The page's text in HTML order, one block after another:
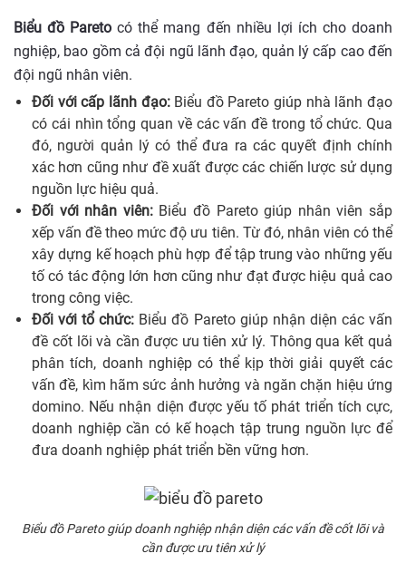
Biểu đồ Pareto có thể mang đến nhiều lợi ích cho doanh
nghiệp, bao gồm cả đội ngũ lãnh đạo, quản lý cấp cao đến
đội ngũ nhân viên.
Đối với cấp lãnh đạo:Biểu đồ Pareto giúp nhà lãnh đạo
có cái nhìn tổng quan về các vấn đề trong tổ chức. Qua
đó, người quản lý có thể đưa ra các quyết định chính
xác hơn cũng như đề xuất được các chiến lược sử dụng
nguồn lực hiệu quả.
Đối với nhân viên:Biểu đồ Pareto giúp nhân viên sắp
xếp vấn đề theo mức độ ưu tiên. Từ đó, nhân viên có thể
xây dựng kế hoạch phù hợp để tập trung vào những yếu
tố có tác động lớn hơn cũng như đạt được hiệu quả cao
trong công việc.
Đối với tổ chức: Biểu đồ Pareto giúp nhận diện các vấn
đề cốt lõi và cần được ưu tiên xử lý. Thông qua kết quả
phân tích, doanh nghiệp có thể kịp thời giải quyết các
vấn đề, kìm hãm sức ảnh hưởng và ngăn chặn hiệu ứng
domino. Nếu nhận diện được yếu tố phát triển tích cực,
doanh nghiệp cần có kế hoạch tập trung nguồn lực để
đưa doanh nghiệp phát triển bền vững hơn.
Biểu đồ Pareto giúp doanh nghiệp nhận diện các vấn đề cốt lõi và
cần được ưu tiên xử lý